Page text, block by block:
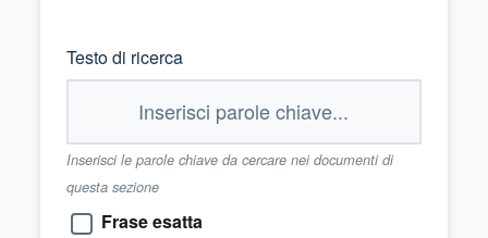
Testo di ricerca
Inserisci le parole chiave da cercare nei documenti di
questa sezione
Frase esatta